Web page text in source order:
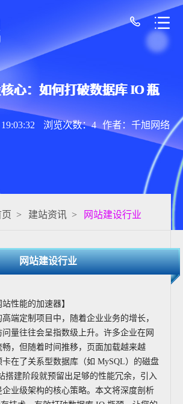
心：如何打破数据库 IO 瓶
浏览次数：4 作者：千旭网络
> 建站资讯 > 网站建设行业
网站建设行业
性能的加速器】
端定制项目中，随着企业业务的增长，
量往往会呈指数级上升。许多企业在网
，但随着时间推移，页面加载越来越
在了关系型数据库（如 MySQL）的磁盘
搭建阶段就预留出足够的性能冗余，引入
业级架构的核心策略。本文将深度剖析